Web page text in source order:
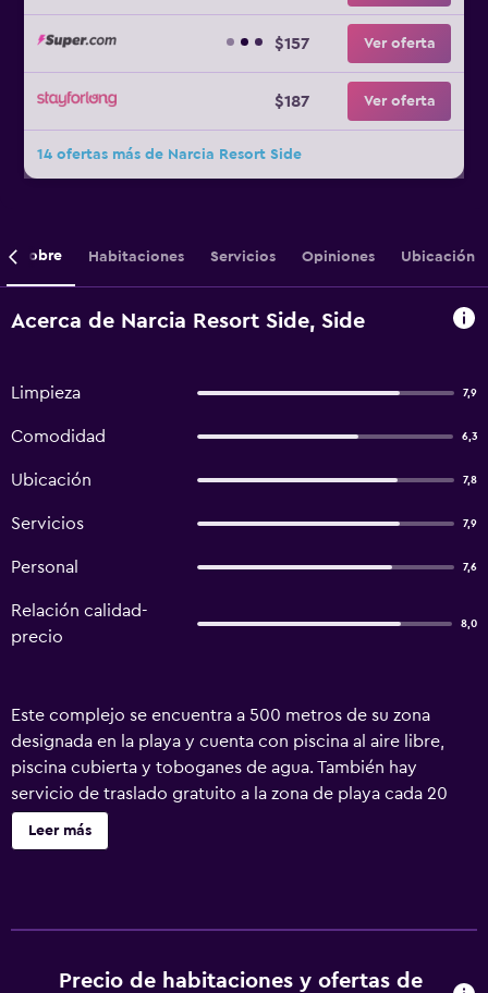
$157 Ver oferta
$187 Ver oferta
14 ofertas más de Narcia Resort Side
Sobre Habitaciones Servicios Opiniones Ubicación
Acerca de Narcia Resort Side, Side
Limpieza 7,9
Comodidad 6,3
Ubicación 7,8
Servicios 7,9
Personal 7,6
Relación calidad-
precio
8,0
Este complejo se encuentra a 500 metros de su zona
designada en la playa y cuenta con piscina al aire libre,
piscina cubierta y toboganes de agua. También hay
servicio de traslado gratuito a la zona de playa cada 20
minutos. Ofrece un spa y centro de bienestar y conexión
Wi-Fi gratuita en las zonas comunes. Las habitaciones del
platos internacionales de estilo buffet. El restaurante
Leer más
Precio de habitaciones y ofertas de